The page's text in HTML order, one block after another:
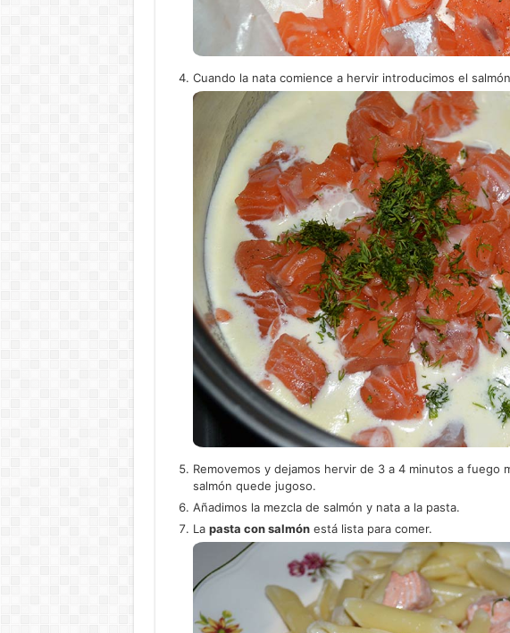
Cuando la nata comience a hervir introducimos el
Removemos y dejamos hervir de 3 a 4 minutos a fuego
salmón quede jugoso.
Añadimos la mezcla de salmón y nata a la pasta.
La pasta con salmónestá lista para comer.